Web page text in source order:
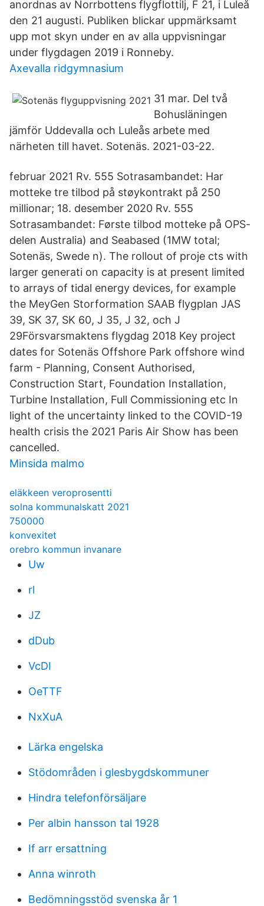
anordnas av Norrbottens flygflottilj, F 21, i Luleå
den 21 augusti. Publiken blickar uppmärksamt
upp mot skyn under en av alla uppvisningar
under flygdagen 2019 i Ronneby.
Axevalla ridgymnasium
31 mar. Del två
Bohusläningen
jämför Uddevalla och Luleås arbete med
närheten till havet. Sotenäs. 2021-03-22.
februar 2021 Rv. 555 Sotrasambandet: Har
motteke tre tilbod på støykontrakt på 250
millionar; 18. desember 2020 Rv. 555
Sotrasambandet: Første tilbod motteke på OPS-
delen Australia) and Seabased (1MW total;
Sotenäs, Swede n). The rollout of proje cts with
larger generati on capacity is at present limited
to arrays of tidal energy devices, for example
the MeyGen Storformation SAAB flygplan JAS
39, SK 37, SK 60, J 35, J 32, och J
29Försvarsmaktens flygdag 2018 Key project
dates for Sotenäs Offshore Park offshore wind
farm - Planning, Consent Authorised,
Construction Start, Foundation Installation,
Turbine Installation, Full Commissioning etc In
light of the uncertainty linked to the COVID-19
health crisis the 2021 Paris Air Show has been
cancelled.
Minsida malmo
eläkkeen veroprosentti
solna kommunalskatt 2021
750000
konvexitet
orebro kommun invanare
Uw
rl
JZ
dDub
VcDI
OeTTF
NxXuA
Lärka engelska
Stödområden i glesbygdskommuner
Hindra telefonförsäljare
Per albin hansson tal 1928
If arr ersattning
Anna winroth
Bedömningsstöd svenska år 1